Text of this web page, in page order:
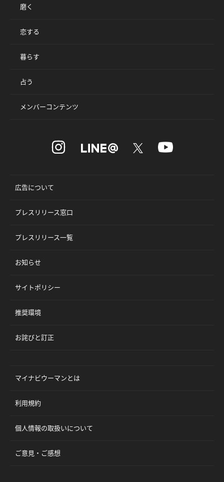
磨く
恋する
暮らす
占う
メンバーコンテンツ
広告について
プレスリリース窓口
プレスリリース一覧
お知らせ
サイトポリシー
推奨環境
お詫びと訂正
マイナビウーマンとは
利用規約
個人情報の取扱いについて
ご意見・ご感想